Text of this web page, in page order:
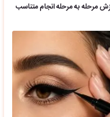
مرحله به مرحله انجام متناسب